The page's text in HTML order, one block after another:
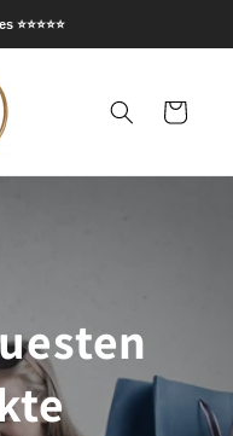
⭐⭐⭐⭐⭐
Warenkorb